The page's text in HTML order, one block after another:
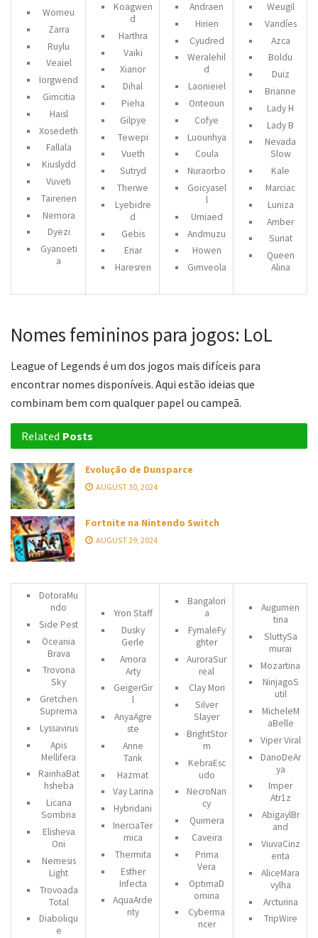
Womeu
Zarra
Ruylu
Veaiel
Iorgwend
Gimcitia
Haisl
Xosedeth
Fallala
Kiuslydd
Vuveti
Tairerien
Nemora
Dyezi
Gyanoeti
a
Koagwen
d
Harthra
Vaiki
Xianor
Dihal
Pieha
Gilpye
Tewepi
Vueth
Sutryd
Therwe
Lyebidre
d
Gebis
Eriar
Haresren
Andraen
Hirien
Cyudred
Weralehil
d
Laonieiel
Onteoun
Cofye
Luounhya
Coula
Nuraorbo
Goicyasel
l
Urniaed
Andmuzu
Howen
Gimveola
Weugil
Vandíes
Azca
Boldu
Duiz
Brianne
Lady H
Lady B
Nevada
Slow
Kale
Marciac
Luniza
Amber
Suriat
Queen
Alina
Nomes femininos para jogos: LoL
League of Legends é um dos jogos mais difíceis para
encontrar nomes disponíveis. Aqui estão ideias que
combinam bem com qualquer papel ou campeã.
Related Posts
Evolução de Dunsparce
AUGUST 30, 2024
Fortnite na Nintendo Switch
AUGUST 29, 2024
DotoraMu
ndo
Side Pest
Oceania
Brava
Trovona
Sky
Gretchen
Suprema
Lyssavirus
Apis
Mellifera
RainhaBat
hsheba
Licana
Sombria
Elisheva
Oni
Nemesis
Light
Trovoada
Total
Diaboliqu
e
Yron Staff
Dusky
Gerle
Amora
Arty
GeigerGir
l
AnyaAgre
ste
Anne
Tank
Hazmat
Vay Larina
Hybridani
InerciaTer
mica
Thermita
Esther
Infecta
AquaArde
nty
Bangalori
a
FymaleFy
ghter
AuroraSur
real
Clay Mori
Silver
Slayer
BrightStor
m
KebraEsc
udo
NecroNan
cy
Quimera
Caveira
Prima
Vera
OptimaD
omina
Cyberma
ncer
Augumen
tina
SluttySa
murai
Mozartina
NinjagoS
util
MicheleM
aBelle
Viper Viral
DanoDeAr
ya
Imper
Atr1z
AbigaylBr
and
ViuvaCinz
enta
AliceMara
vylha
Arcturina
TripWire